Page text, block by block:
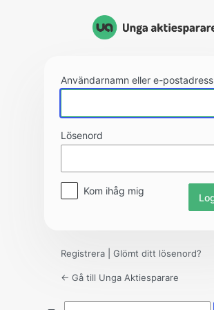
Användarnamn eller e-postadress
Lösenord
Kom ihåg mig
Registrera Glömt ditt lösenord?
← Gå till Unga Aktiesparare